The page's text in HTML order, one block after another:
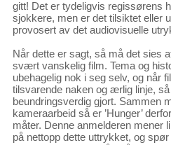
gitt! Det er tydeligvis regissørens
sjokkere, men er det tilsiktet eller
provosert av det audiovisuelle
Når dette er sagt, så må det sies
svært vanskelig film. Tema og
ubehagelig nok i seg selv, og når
tilsvarende naken og ærlig linje,
beundringsverdig gjort. Sammen
kameraarbeid så er ’Hunger’
måter. Denne anmelderen mener
på nettopp dette uttrykket, og